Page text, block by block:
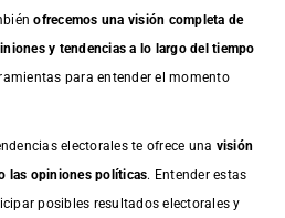
ofrecemos una visión completa de
y tendencias a lo largo del tiempo
para entender el momento
electorales te ofrece una visión
las opiniones políticas. Entender estas
posibles resultados electorales y